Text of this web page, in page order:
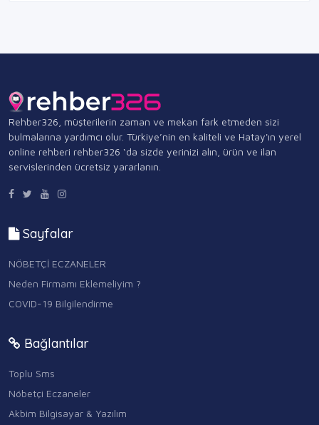
Rehber326, müşterilerin zaman ve mekan fark etmeden sizi
bulmalarına yardımcı olur. Türkiye’nin en kaliteli ve Hatay'ın yerel
online rehberi rehber326 ‘da sizde yerinizi alın, ürün ve ilan
servislerinden ücretsiz yararlanın.
Sayfalar
NÖBETÇİ ECZANELER
Neden Firmamı Eklemeliyim ?
COVID-19 Bilgilendirme
Bağlantılar
Toplu Sms
Nöbetçi Eczaneler
Akbim Bilgisayar & Yazılım